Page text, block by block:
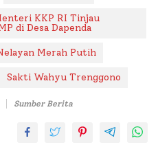
KKP RI Tinjau
di Desa Dapenda
Merah Putih
Sakti Wahyu Trenggono
Sumber Berita